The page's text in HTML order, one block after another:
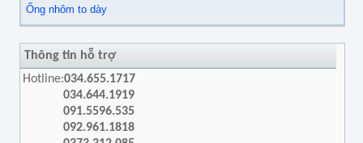
Ống nhôm to dày
Thông tin hỗ trợ
Hotline:034.655.1717
034.644.1919
091.5596.535
092.961.1818